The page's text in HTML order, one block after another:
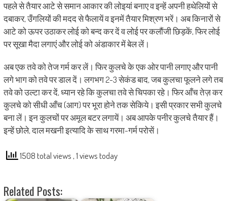
पहले से तैयार आटे से समान आकार की लोइयां बनाए व इन्हें अपनी हथेलियों से
दबाकर, उँगलियों की मदद से फैलायें व इनमें तैयार मिश्रण भरें। अब किनारों से
आटे को ऊपर उठाकर लोई को बन्द कर दें व लोई पर कलौंजी छिड़कें, फिर लोई
पर सूखा मैदा लगाएं और लोई को अंडाकार में बेल लें।
अब एक तवे को तेज गर्म कर लें। फिर कुलचे के एक ओर पानी लगाए और पानी
लगे भाग को तवे पर डाल दें। लगभग 2-3 सेकंड बाद, जब कुलचा फूलने लगे तब
तवे को उल्टा कर दें, ध्यान रहे कि कुलचा तवे से चिपका रहे। फिर आँच तेज़ कर
कुलचे को सीधी आँच (आग) पर भूरा होने तक सेकिये। इसी प्रकार सभी कुलचे
बना लें। इन कुलचों पर अमूल बटर लगायें। अब आपके पनीर कुलचे तैयार हैं।
इन्हें छोले, दाल मखनी इत्यादि के साथ गरमा-गर्म परोसें।
1508 total views, 1 views today
Related Posts: